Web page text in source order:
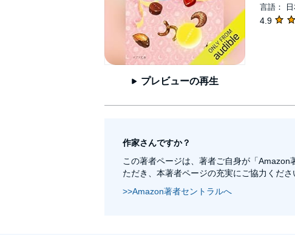
プレビューの再生
言語：
4.9
作家さんですか？
この著者ページは、著者ご自身が「
ただき、本著者ページの充実にご協力くださ
>>Amazon著者セントラルへ